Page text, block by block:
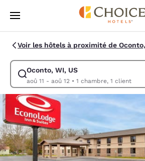
Sauter à Contenu Principal
Voir les hôtels à proximité de
Oconto, WI, US
aoû 11 - aoû 12• 1 chambre, 1 client
Modifier la recherche pour Oconto, WI,